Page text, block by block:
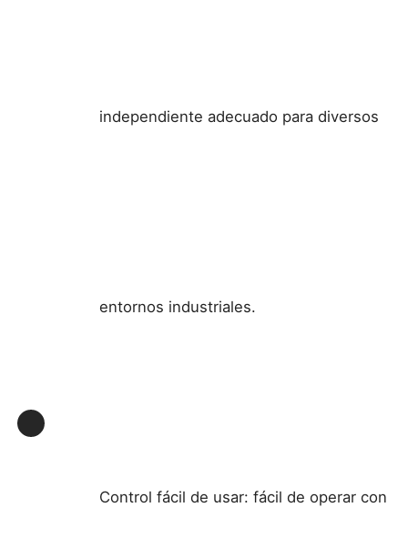
independiente adecuado para diversos
entornos industriales.
Control fácil de usar: fácil de operar con